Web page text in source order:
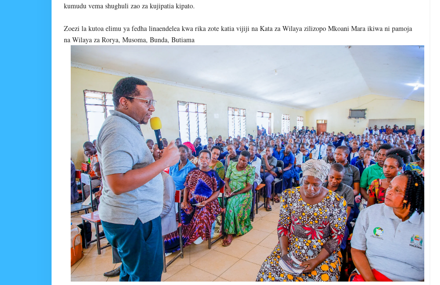
kumudu vema shughuli zao za kujipatia kipato.
Zoezi la kutoa elimu ya fedha linaendelea kwa rika zote katia vijiji na Kata za Wilaya zilizopo Mkoani Mara ikiwa ni pamoja
na Wilaya za Rorya, Musoma, Bunda, Butiama